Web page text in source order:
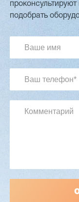
Двухсторонний
2 854 839 ₽
Артикул: 2497
Станок проходного
подобрать